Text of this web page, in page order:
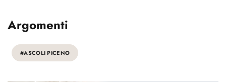
Argomenti
#ASCOLI PICENO